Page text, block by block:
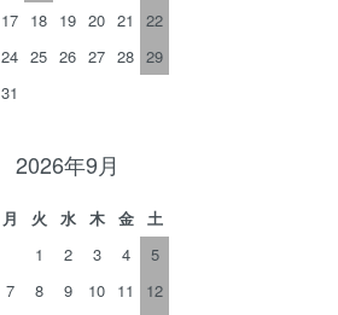
17 18 19 20 21
22
24 25 26 27 28 29
31
2026年9月
月 火 水 木 金
土
1
2 3 4
5
7 8 9 10 11
12